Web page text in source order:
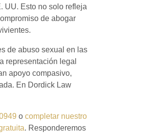
UU. Esto no solo refleja
de abogar
de abuso sexual en las
representación legal
apoyo compasivo,
En Dordick Law
o completar nuestro
. Responderemos